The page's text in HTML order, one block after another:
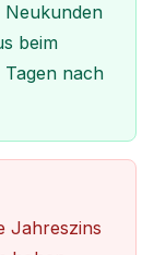
Neukunden
beim
nach
Jahreszins